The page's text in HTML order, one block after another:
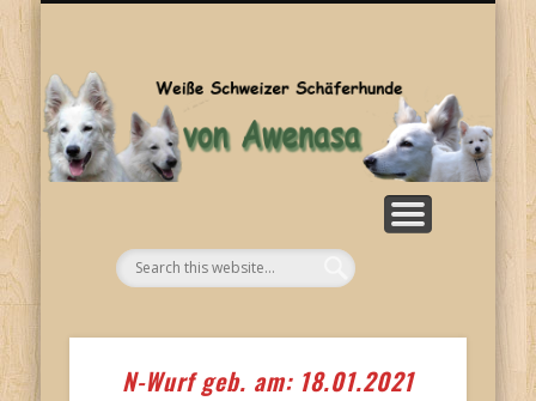
N-Wurf geb. am: 18.01.2021